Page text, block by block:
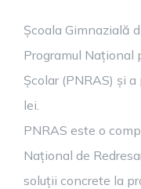
Școala Gimnazială
Programul Național
Școlar (PNRAS) și
lei.
PNRAS este o
Național de
soluții concrete la